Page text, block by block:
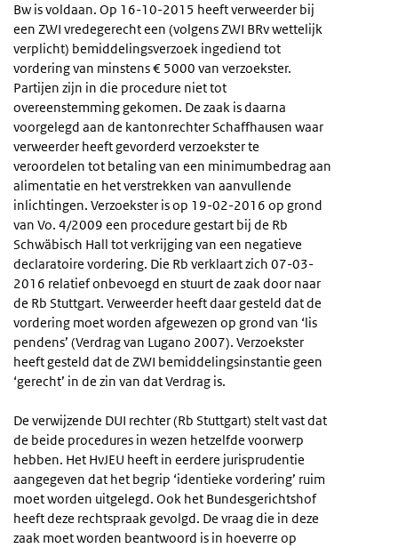
Bw is voldaan. Op 16-10-2015 heeft verweerder bij
een ZWI vredegerecht een (volgens ZWI BRv wettelijk
verplicht) bemiddelingsverzoek ingediend tot
vordering van minstens € 5000 van verzoekster.
Partijen zijn in die procedure niet tot
overeenstemming gekomen. De zaak is daarna
voorgelegd aan de kantonrechter Schaffhausen waar
verweerder heeft gevorderd verzoekster te
veroordelen tot betaling van een minimumbedrag aan
alimentatie en het verstrekken van aanvullende
inlichtingen. Verzoekster is op 19-02-2016 op grond
van Vo. 4/2009 een procedure gestart bij de Rb
Schwäbisch Hall tot verkrijging van een negatieve
declaratoire vordering. Die Rb verklaart zich 07-03-
2016 relatief onbevoegd en stuurt de zaak door naar
de Rb Stuttgart. Verweerder heeft daar gesteld dat de
vordering moet worden afgewezen op grond van ‘lis
pendens’ (Verdrag van Lugano 2007). Verzoekster
heeft gesteld dat de ZWI bemiddelingsinstantie geen
‘gerecht’ in de zin van dat Verdrag is.
De verwijzende DUI rechter (Rb Stuttgart) stelt vast dat
de beide procedures in wezen hetzelfde voorwerp
hebben. Het HvJEU heeft in eerdere jurisprudentie
aangegeven dat het begrip ‘identieke vordering’ ruim
moet worden uitgelegd. Ook het Bundesgerichtshof
heeft deze rechtspraak gevolgd. De vraag die in deze
zaak moet worden beantwoord is in hoeverre op